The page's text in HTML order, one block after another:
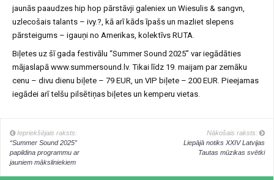
jaunās paaudzes hip hop pārstāvji galeniex un Wiesulis & sangvn,
uzlecošais talants – ivy.?, kā arī kāds īpašs un mazliet slepens
pārsteigums – igauņi no Amerikas, kolektīvs RUTA.
Biļetes uz šī gada festivālu “Summer Sound 2025” var iegādāties
mājaslapā www.summersound.lv. Tikai līdz 19. maijam par zemāku
cenu – divu dienu biļete – 79 EUR, un VIP biļete – 200 EUR. Pieejamas
iegādei arī telšu pilsētiņas biļetes un kemperu vietas.
Iepriekšējais raksts:
“Summer Sound 2025”
papildina programmu ar
jauniem māksliniekiem
Nākošais raksts:
Liepājā notiks XXIV Latvijas
Tautas mūzikas svētki